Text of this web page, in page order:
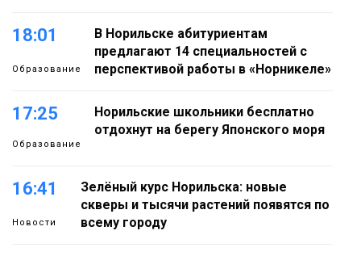
18:01
Образование
В Норильске абитуриентам
предлагают 14 специальностей с
перспективой работы в «Норникеле»
17:25
Образование
Норильские школьники бесплатно
отдохнут на берегу Японского моря
16:41
Новости
Зелёный курс Норильска: новые
скверы и тысячи растений появятся по
всему городу